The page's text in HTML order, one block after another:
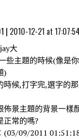
| 2010-12-21 at 17:07:54
大
些主題的時候(像是
)
時候,打字完,選字的
佈景主題的背景一樣
正常的嗎?
(03/09/2011